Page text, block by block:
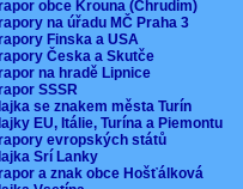
obce Krouna (Chrudim)
na úřadu MČ Praha 3
Finska a USA
Česka a Skutče
na hradě Lipnice
SSSR
se znakem města Turín
EU, Itálie, Turína a Piemontu
evropských států
Srí Lanky
a znak obce Hošťálková